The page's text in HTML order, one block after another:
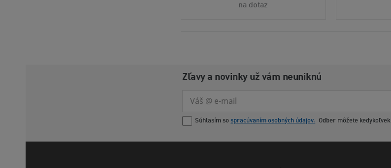
na dotaz
Zľavy a novinky už vám neuniknú
Súhlasím so spracúvaním osobných údajov. Odber môžete kedykoľvek